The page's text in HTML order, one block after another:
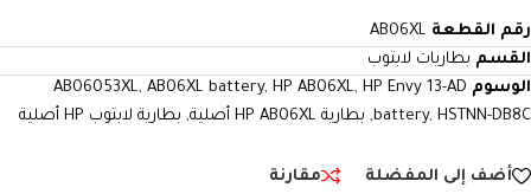
رقم القطعة AB06XL
القسم بطاريات لابتوب
الوسوم
AB06053XL, AB06XL battery, HP AB06XL, HP Envy 13-AD
battery, HSTNN-DB8C
, بطارية HP AB06XL أصلية , بطارية لابتوب HP أصلية
أضف إلى المفضلة مقارنة